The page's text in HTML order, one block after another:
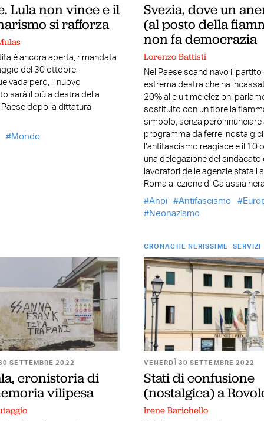
Lula non vince e il
si rafforza
è ancora aperta, rimandata
del 30 ottobre.
vada però, il nuovo
sarà il più a destra della
dopo la dittatura
Mondo
Svezia, dove un
(al posto della
non fa democrazia
Lorenzo Battisti
Nel Paese scandinavo il partito
estrema destra che ha
20% alle ultime elezioni
sostituito con un fiore la
simbolo, senza però rinunciare
programma da ferrei
l’antifascismo reagisce e il 10
una delegazione del sindacato
lavoratori delle agenzie statali
Roma a lezione di Galassia
Anpi
Antifascismo
Neonazismo
SETTEMBRE 2022
cronistoria di
vilipesa
CRONACHE NERISSIME SERVIZI
VENERDÌ 30 SETTEMBRE 2022
Stati di confusione
(nostalgica) a
Irene Barichello